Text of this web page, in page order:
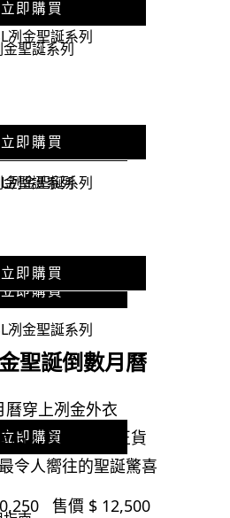
挑誘吻蜜唇膏
立即購買
$ 1,580
立即購買
印記4色眼影盤
聖誕版 #910
$ 2,800
立即購買
立即購買
羈冷冽鉑金淡香精
立即購買
不羈淡香水
立即購買
聖誕倒數月曆
曆穿上冽金外衣
品，含5件唇彩正貨
令人嚮往的聖誕驚喜
售價 $ 12,500